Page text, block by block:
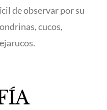
de observar por su
cucos,